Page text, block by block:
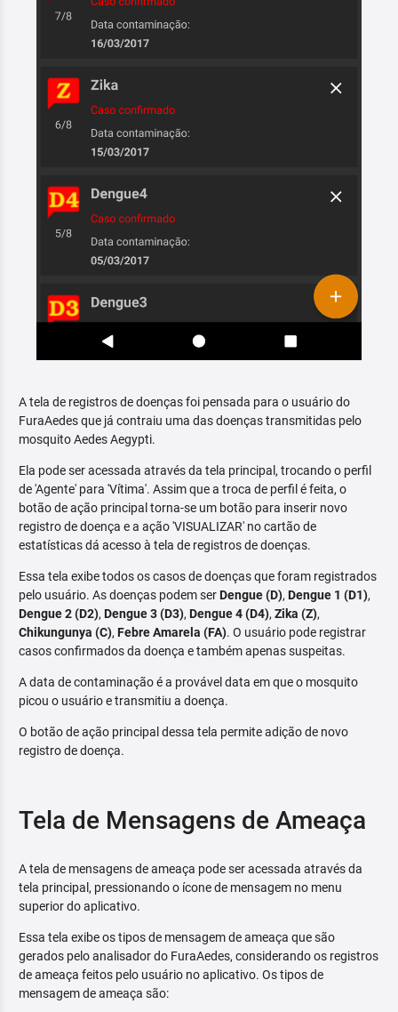
A tela de registros de doenças foi pensada para o usuário do
FuraAedes que já contraiu uma das doenças transmitidas pelo
mosquito Aedes Aegypti.
Ela pode ser acessada através da tela principal, trocando o perfil
de 'Agente' para 'Vítima'. Assim que a troca de perfil é feita, o
botão de ação principal torna-se um botão para inserir novo
registro de doença e a ação 'VISUALIZAR' no cartão de
estatísticas dá acesso à tela de registros de doenças.
Essa tela exibe todos os casos de doenças que foram registrados
pelo usuário. As doenças podem serDengue (D), Dengue 1 (D1),
Dengue 2 (D2), Dengue 3 (D3), Dengue 4 (D4), Zika (Z),
Chikungunya (C), Febre Amarela (FA). O usuário pode registrar
casos confirmados da doença e também apenas suspeitas.
A data de contaminação é a provável data em que o mosquito
picou o usuário e transmitiu a doença.
O botão de ação principal dessa tela permite adição de novo
registro de doença.
Tela de Mensagens de Ameaça
A tela de mensagens de ameaça pode ser acessada através da
tela principal, pressionando o ícone de mensagem no menu
superior do aplicativo.
Essa tela exibe os tipos de mensagem de ameaça que são
gerados pelo analisador do FuraAedes, considerando os registros
de ameaça feitos pelo usuário no aplicativo. Os tipos de
mensagem de ameaça são: